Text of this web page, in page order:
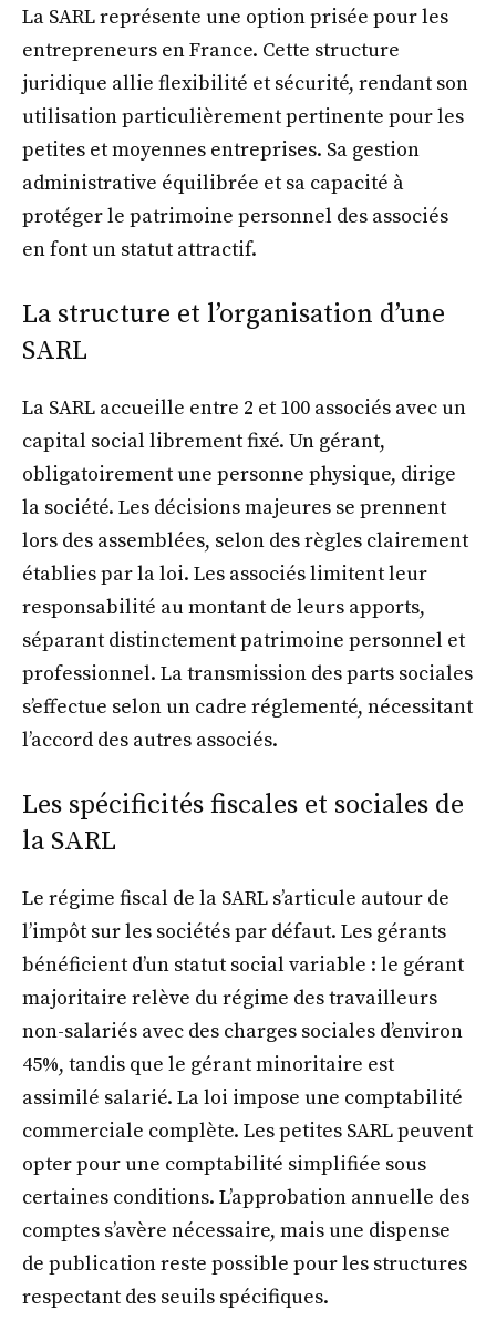
La SARL représente une option prisée pour les
entrepreneurs en France. Cette structure
juridique allie flexibilité et sécurité, rendant son
utilisation particulièrement pertinente pour les
petites et moyennes entreprises. Sa gestion
administrative équilibrée et sa capacité à
protéger le patrimoine personnel des associés
en font un statut attractif.
La structure et l’organisation d’une
SARL
La SARL accueille entre 2 et 100 associés avec un
capital social librement fixé. Un gérant,
obligatoirement une personne physique, dirige
la société. Les décisions majeures se prennent
lors des assemblées, selon des règles clairement
établies par la loi. Les associés limitent leur
responsabilité au montant de leurs apports,
séparant distinctement patrimoine personnel et
professionnel. La transmission des parts sociales
s’effectue selon un cadre réglementé, nécessitant
l’accord des autres associés.
Les spécificités fiscales et sociales de
la SARL
Le régime fiscal de la SARL s’articule autour de
l’impôt sur les sociétés par défaut. Les gérants
bénéficient d’un statut social variable : le gérant
majoritaire relève du régime des travailleurs
non-salariés avec des charges sociales d’environ
45%, tandis que le gérant minoritaire est
assimilé salarié. La loi impose une comptabilité
commerciale complète. Les petites SARL peuvent
opter pour une comptabilité simplifiée sous
certaines conditions. L’approbation annuelle des
comptes s’avère nécessaire, mais une dispense
de publication reste possible pour les structures
respectant des seuils spécifiques.